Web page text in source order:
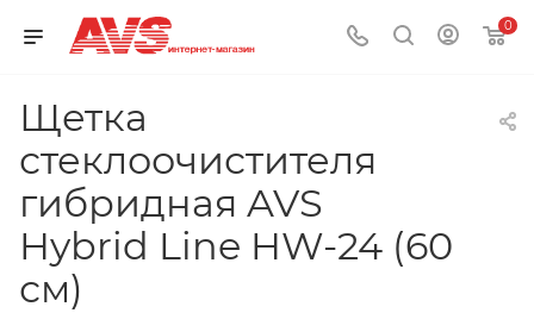
0
Щетка
стеклоочистителя
гибридная AVS
Hybrid Line HW-24 (60
см)